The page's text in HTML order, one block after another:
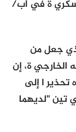
ة في آب/
جعل من
الخارجي ة، إن
ا إلى
تين "لديهما